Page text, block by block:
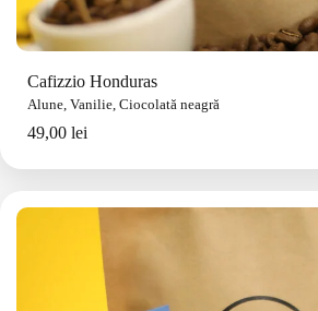
Cafizzio Honduras
Alune, Vanilie, Ciocolată neagră
49,00 lei
Aciditate
Origine:
Ciocolată, Note subtile de piersici